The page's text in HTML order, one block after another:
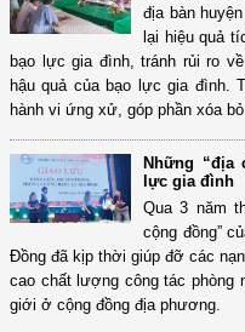
địa bàn
lại hiệu quả
bạo lực gia đình, tránh rủi ro
hậu quả của bạo lực gia đình.
hành vi ứng xử, góp phần xóa
Những “địa
lực gia đình
Qua 3 năm
cộng đồng”
Đồng đã kịp thời giúp đỡ các
cao chất lượng công tác
giới ở cộng đồng địa phương.